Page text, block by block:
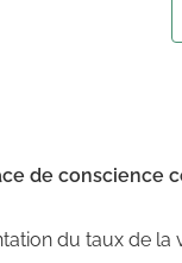
de conscience
du taux de la